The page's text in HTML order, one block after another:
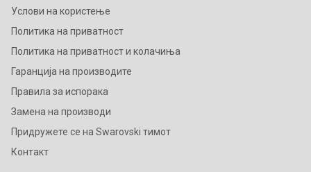
Услови на користење
Политика на приватност
Политика на приватност и колачиња
Гаранција на производите
Правила за испорака
Замена на производи
Придружете се на Swarovski тимот
Контакт